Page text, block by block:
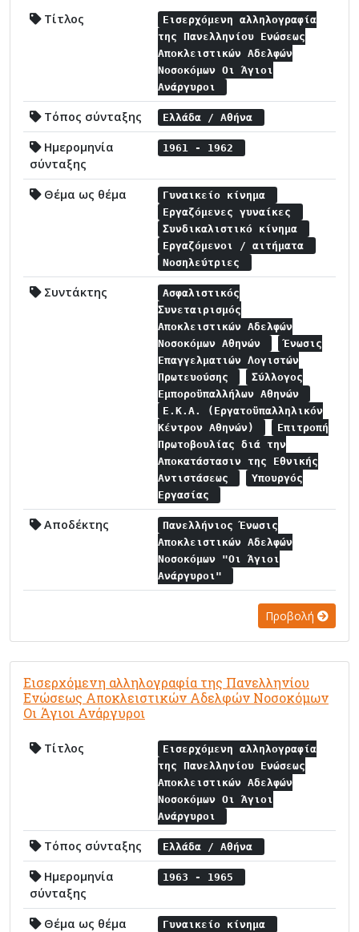
Τίτλος
Εισερχόμενη αλληλογραφία
της Πανελληνίου Ενώσεως
Αποκλειστικών Αδελφών
Νοσοκόμων Οι Άγιοι
Ανάργυροι
Τόπος σύνταξης Ελλάδα / Αθήνα
Ημερομηνία
σύνταξης
1961 - 1962
Θέμα ως θέμα
Γυναικείο κίνημα
Εργαζόμενες γυναίκες
Συνδικαλιστικό κίνημα
Εργαζόμενοι / αιτήματα
Νοσηλεύτριες
Συντάκτης
Ασφαλιστικός
Συνεταιρισμός
Αποκλειστικών Αδελφών
Νοσοκόμων Αθηνών
Ένωσις
Επαγγελματιών Λογιστών
Πρωτευούσης
Σύλλογος
Εμποροϋπαλλήλων Αθηνών
Ε.Κ.Α. (Εργατοϋπαλληλικόν
Κέντρον Αθηνών)
Επιτροπή
Πρωτοβουλίας διά την
Αποκατάστασιν της Εθνικής
Αντιστάσεως
Υπουργός
Εργασίας
Αποδέκτης
Πανελλήνιος Ένωσις
Αποκλειστικών Αδελφών
Νοσοκόμων "Οι Άγιοι
Ανάργυροι"
Προβολή
Εισερχόμενη αλληλογραφία της Πανελληνίου
Ενώσεως Αποκλειστικών Αδελφών Νοσοκόμων
Οι Άγιοι Ανάργυροι
Τίτλος
Εισερχόμενη αλληλογραφία
της Πανελληνίου Ενώσεως
Αποκλειστικών Αδελφών
Νοσοκόμων Οι Άγιοι
Ανάργυροι
Τόπος σύνταξης Ελλάδα / Αθήνα
Ημερομηνία
σύνταξης
1963 - 1965
Θέμα ως θέμα
Γυναικείο κίνημα